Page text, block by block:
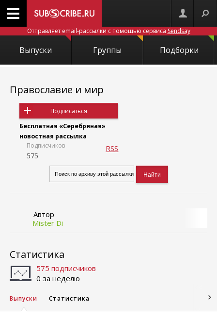
Отправляет email-рассылки с помощью сервиса Sendsay
Выпуски Группы Подборки
Православие и мир
Подписаться
Бесплатная «Серебряная»
новостная рассылка
Подписчиков
575
RSS
Автор
Mister Di
Статистика
575 подписчиков
0 за неделю
Выпуски Статистика